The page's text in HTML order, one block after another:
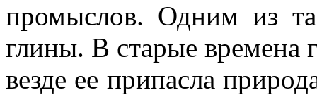
промыслов. Одним из
глины. В старые времена
везде ее припасла